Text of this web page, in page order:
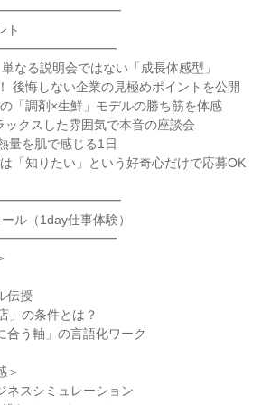
ト
なる説明会ではない「成長体感型」
後悔しない企業の見極めポイントを公開
「調剤×生鮮」モデルの勝ち筋を体感
ックスした雰囲気で本音の座談会
量を肌で感じる1日
「知りたい」という好奇心だけで応募OK
ル（1day仕事体験）
伝授
」の条件とは？
合う軸」の言語化ワーク
＞
ネスシミュレーション